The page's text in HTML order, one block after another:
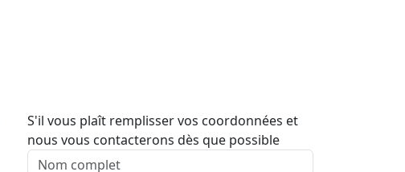
S'il vous plaît remplisser vos coordonnées et
nous vous contacterons dès que possible